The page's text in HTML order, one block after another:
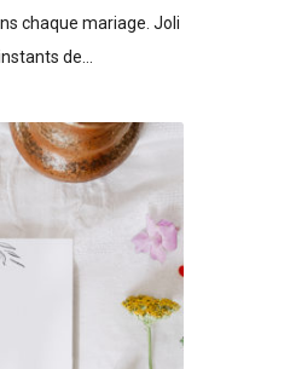
chaque mariage. Joli
de…